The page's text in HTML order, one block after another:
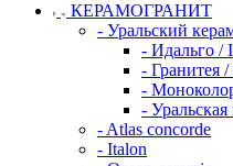
КЕРАМОГРАНИТ
- Уральский
- Идальго /
- Гранитея /
-
- Уральская
- Atlas concorde
- Italon